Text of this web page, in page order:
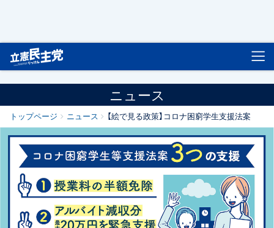
ニュース
トップページ ニュース 【絵で見る政策】コロナ困窮学生支援法案